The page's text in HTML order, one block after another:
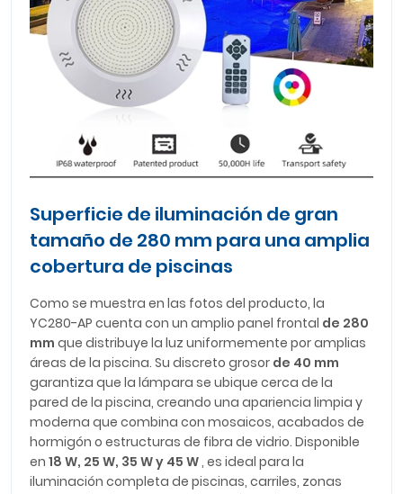
Superficie de iluminación de gran
tamaño de 280 mm para una amplia
cobertura de piscinas
Como se muestra en las fotos del producto, la
YC280-AP cuenta con un amplio panel frontal de 280
mm que distribuye la luz uniformemente por amplias
áreas de la piscina. Su discreto grosor de 40 mm
garantiza que la lámpara se ubique cerca de la
pared de la piscina, creando una apariencia limpia y
moderna que combina con mosaicos, acabados de
hormigón o estructuras de fibra de vidrio. Disponible
en 18 W, 25 W, 35 W y 45 W, es ideal para la
iluminación completa de piscinas, carriles, zonas